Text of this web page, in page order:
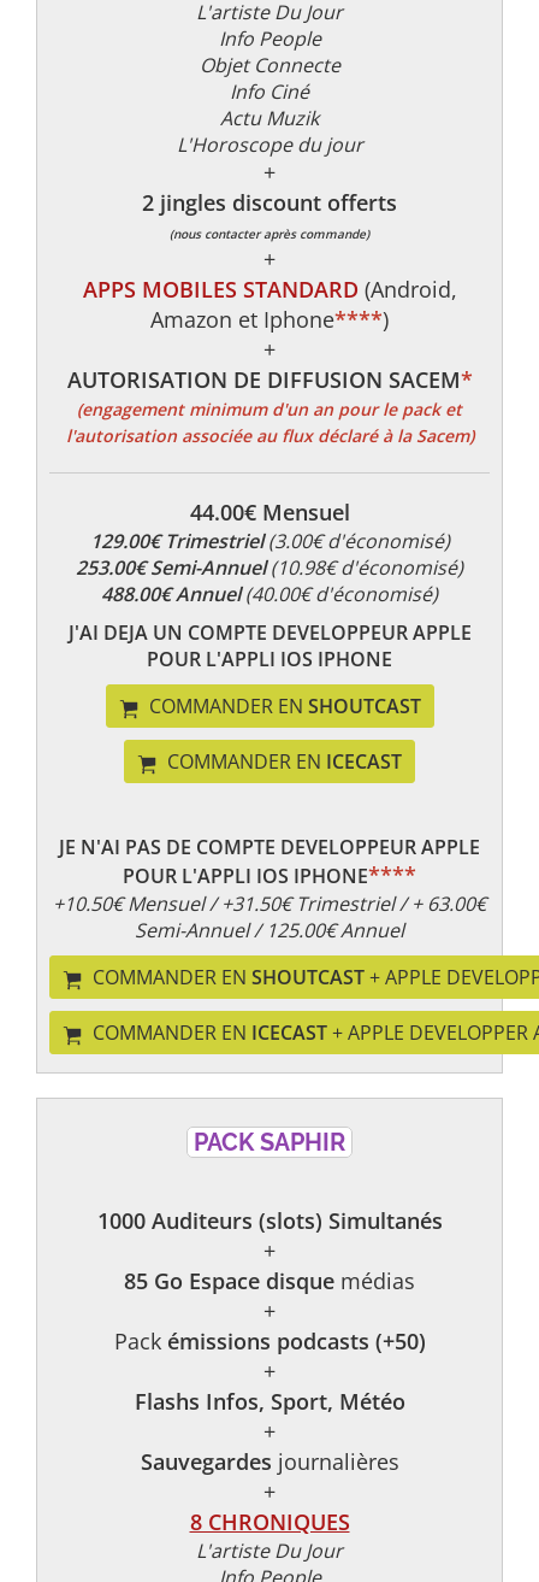
L'artiste Du Jour
Info People
Objet Connecte
Info Ciné
Actu Muzik
L'Horoscope du jour
+
2 jingles discount offerts
(nous contacter après commande)
+
APPS MOBILES STANDARD (Android,
Amazon et Iphone****)
+
AUTORISATION DE DIFFUSION SACEM*
(engagement minimum d'un an pour le pack et
l'autorisation associée au flux déclaré à la Sacem)
44.00€ Mensuel
129.00€ Trimestriel(3.00€ d'économisé)
253.00€ Semi-Annuel(10.98€ d'économisé)
488.00€ Annuel(40.00€ d'économisé)
J'AI DEJA UN COMPTE DEVELOPPEUR APPLE
POUR L'APPLI IOS IPHONE
COMMANDER EN SHOUTCAST
COMMANDER EN ICECAST
JE N'AI PAS DE COMPTE DEVELOPPEUR APPLE
POUR L'APPLI IOS IPHONE****
+10.50€ Mensuel / +31.50€ Trimestriel / + 63.00€
Semi-Annuel / 125.00€ Annuel
COMMANDER EN SHOUTCAST+ APPLE
COMMANDER EN ICECAST+ APPLE DEVELOPPER
PACK SAPHIR
1000 Auditeurs (slots) Simultanés
+
85 Go Espace disque médias
+
Pack émissions podcasts (+50)
+
Flashs Infos, Sport, Météo
+
Sauvegardes journalières
+
8 CHRONIQUES
L'artiste Du Jour